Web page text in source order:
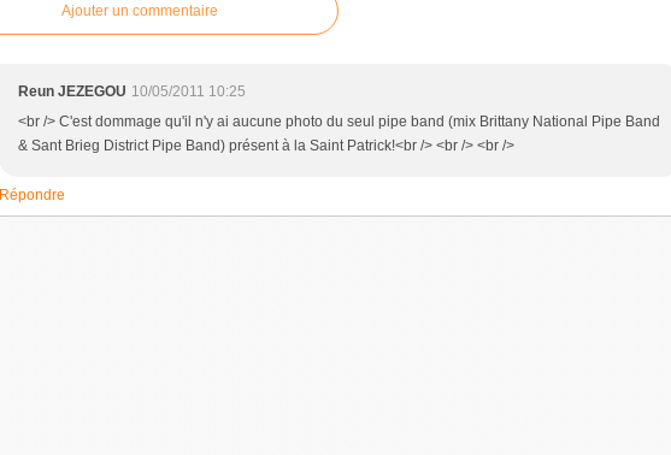
Ajouter un commentaire
Reun JEZEGOU 10/05/2011 10:25
<br /> C'est dommage qu'il n'y ai aucune photo du seul pipe band (mix Brittany National Pipe Band
& Sant Brieg District Pipe Band) présent à la Saint Patrick!<br /> <br /> <br />
Répondre